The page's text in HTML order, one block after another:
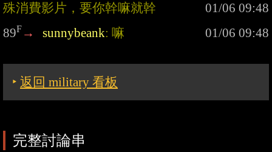
殊消費影片，要你幹嘛就幹
89F → sunnybeank: 嘛
‣ 返回 military 看板
完整討論串